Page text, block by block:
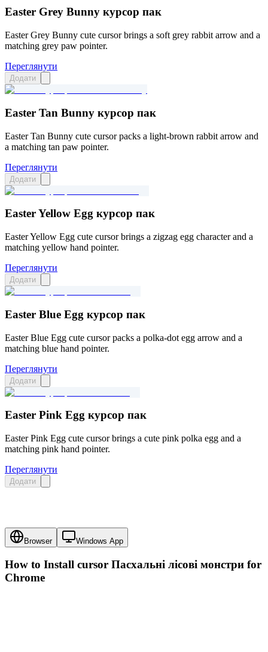
Easter Grey Bunny курсор пак
Easter Grey Bunny cute cursor brings a soft grey rabbit arrow and a
matching grey paw pointer.
Переглянути
Додати
Easter Tan Bunny курсор пак
Easter Tan Bunny cute cursor packs a light-brown rabbit arrow and
a matching tan paw pointer.
Переглянути
Додати
Easter Yellow Egg курсор пак
Easter Yellow Egg cute cursor brings a zigzag egg character and a
matching yellow hand pointer.
Переглянути
Додати
Easter Blue Egg курсор пак
Easter Blue Egg cute cursor packs a polka-dot egg arrow and a
matching blue hand pointer.
Переглянути
Додати
Easter Pink Egg курсор пак
Easter Pink Egg cute cursor brings a cute pink polka egg and a
matching pink hand pointer.
Переглянути
Додати
Browser Windows App
How to Install cursor Пасхальні лісові монстри for
Chrome